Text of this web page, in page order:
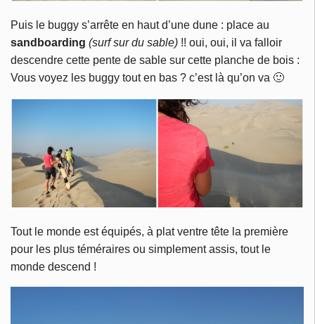
Puis le buggy s’arrête en haut d’une dune : place au
sandboarding (surf sur du sable) !! oui, oui, il va falloir
descendre cette pente de sable sur cette planche de bois :
Vous voyez les buggy tout en bas ? c’est là qu’on va 🙂
Tout le monde est équipés, à plat ventre tête la première
pour les plus téméraires ou simplement assis, tout le
monde descend !